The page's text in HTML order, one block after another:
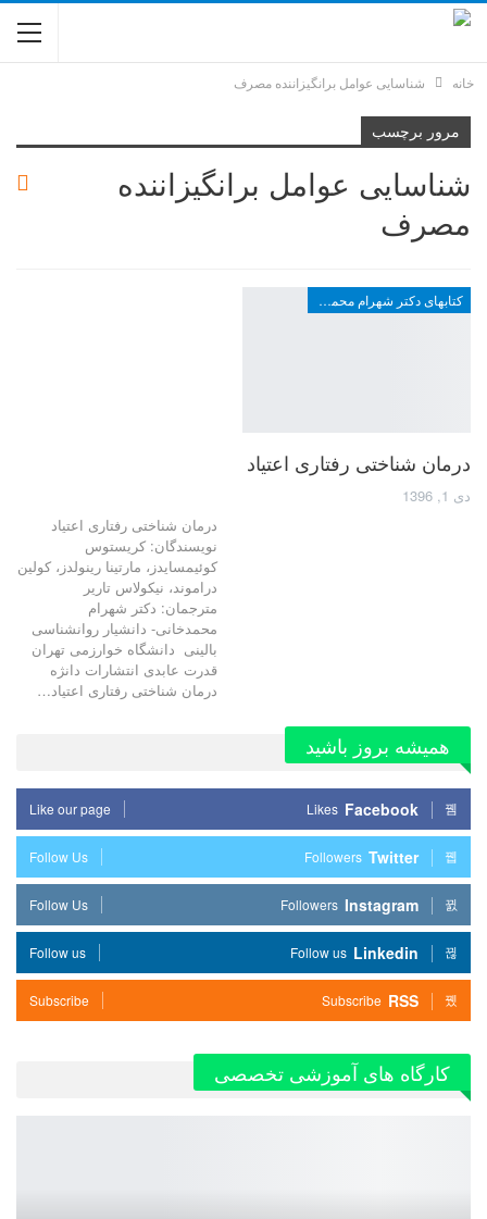
خانه شناسایی عوامل برانگیزاننده مصرف
مرور برچسب
شناسایی عوامل برانگیزاننده
مصرف
کتابهای دکتر شهرام محمدخانی
درمان شناختی رفتاری اعتیاد
دی 1, 1396
درمان شناختی رفتاری اعتیاد
نویسندگان: کریستوس
کوئیمسایدز، مارتینا رینولدز، کولین
دراموند، نیکولاس تاریر
مترجمان: دکتر شهرام
محمدخانی- دانشیار روانشناسی
بالینی دانشگاه خوارزمی تهران
قدرت عابدی انتشارات دانژه
درمان شناختی رفتاری اعتیاد…
همیشه بروز باشید
Facebook
Likes
Like our page
Twitter
Followers
Follow Us
Instagram
Followers
Follow Us
Linkedin
Follow us
Follow us
RSS
Subscribe
Subscribe
کارگاه های آموزشی تخصصی